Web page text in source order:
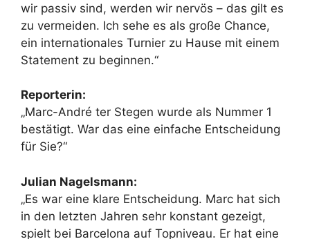
wir passiv sind, werden wir nervös – das gilt es
zu vermeiden. Ich sehe es als große Chance,
ein internationales Turnier zu Hause mit einem
Statement zu beginnen.“
Reporterin:
„Marc-André ter Stegen wurde als Nummer 1
bestätigt. War das eine einfache Entscheidung
für Sie?“
Julian Nagelsmann:
„Es war eine klare Entscheidung. Marc hat sich
in den letzten Jahren sehr konstant gezeigt,
spielt bei Barcelona auf Topniveau. Er hat eine